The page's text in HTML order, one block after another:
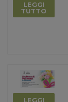
LEGGI
TUTTO
LEGGI